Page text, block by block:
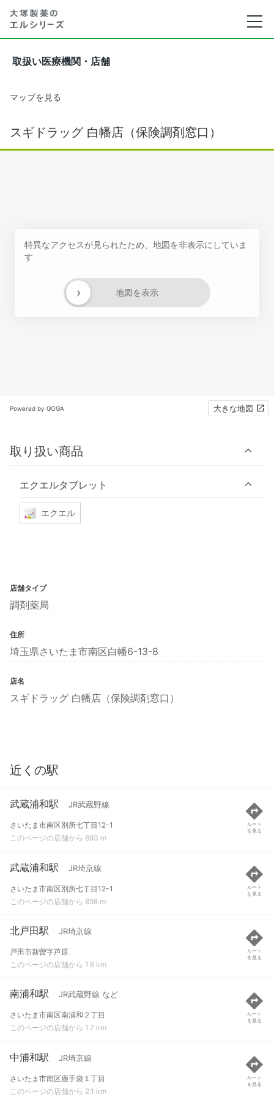
取扱い医療機関・店舗
マップを見る
スギドラッグ 白幡店（保険調剤窓口）
特異なアクセスが見られたため、地図を非表示にしていま
す
地図を表示
›
Powered by GOGA 大きな地図
取り扱い商品
エクエルタブレット
エクエル
店舗タイプ
調剤薬局
住所
埼玉県さいたま市南区白幡6-13-8
店名
スギドラッグ 白幡店（保険調剤窓口）
近くの駅
武蔵浦和駅 JR武蔵野線
さいたま市南区別所七丁目12-1
このページの店舗から 893 m
ルート
を見る
武蔵浦和駅 JR埼京線
さいたま市南区別所七丁目12-1
このページの店舗から 898 m
ルート
を見る
北戸田駅 JR埼京線
戸田市新曽字芦原
このページの店舗から 1.6 km
ルート
を見る
南浦和駅 JR武蔵野線 など
さいたま市南区南浦和２丁目
このページの店舗から 1.7 km
ルート
を見る
中浦和駅 JR埼京線
さいたま市南区鹿手袋１丁目
このページの店舗から 2.1 km
ルート
を見る